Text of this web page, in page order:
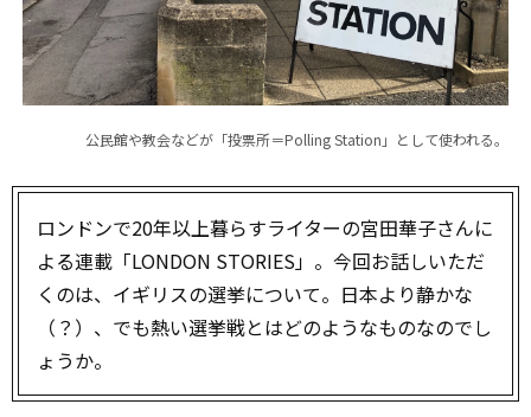
公民館や教会などが「投票所＝Polling Station」として使われる。
ロンドンで20年以上暮らすライターの宮田華子さんに
よる連載「LONDON STORIES」。今回お話しいただ
くのは、イギリスの選挙について。日本より静かな
（？）、でも熱い選挙戦とはどのようなものなのでし
ょうか。